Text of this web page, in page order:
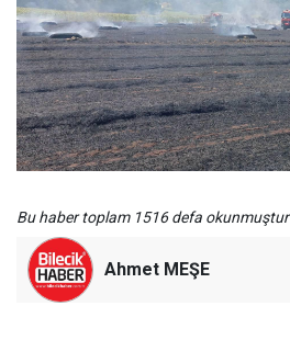
Bu haber toplam 1516 defa okunmuştur
Ahmet MEŞE